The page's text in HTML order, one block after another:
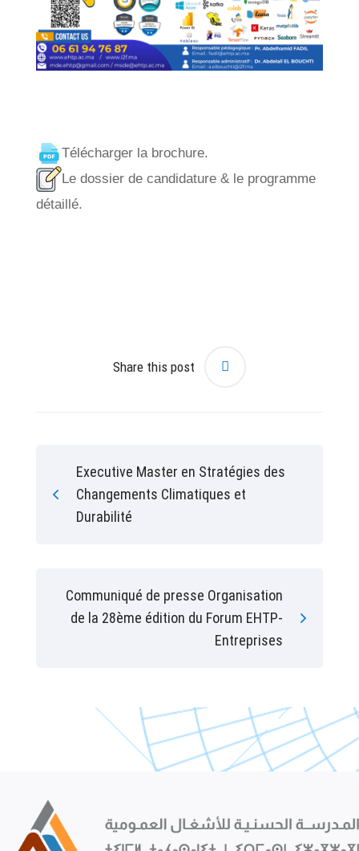
Télécharger la brochure.
Le dossier de candidature & le programme
détaillé.
Share this post
Executive Master en Stratégies des
Changements Climatiques et
Durabilité
Communiqué de presse Organisation
de la 28ème édition du Forum EHTP-
Entreprises